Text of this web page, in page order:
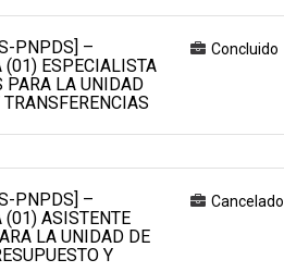
PNPDS] –
(01) ESPECIALISTA
PARA LA UNIDAD
Concluido
PNPDS] –
(01) ASISTENTE
LA UNIDAD DE
Y
Cancelado